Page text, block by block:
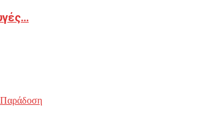
Παράδοση